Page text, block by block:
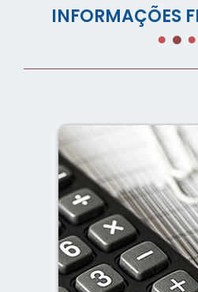
INFORMAÇÕES